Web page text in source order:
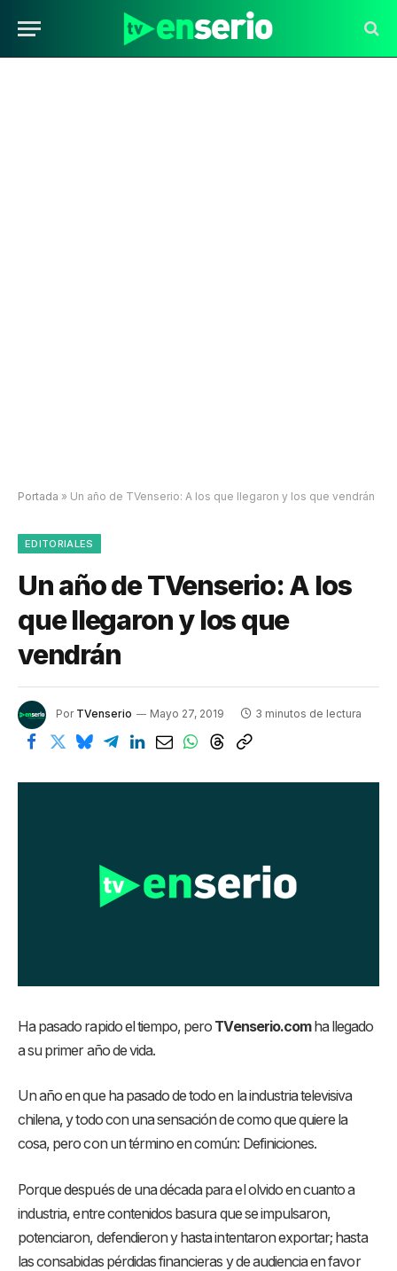
Portada » Un año de TVenserio: A los que llegaron y los que vendrán
EDITORIALES
Un año de TVenserio: A los
que llegaron y los que
vendrán
Por TVenserio Mayo 27, 2019 3 minutos de lectura
Ha pasado rapido el tiempo, pero TVenserio.comha llegado
a su primer año de vida.
Un año en que ha pasado de todo en la industria televisiva
chilena, y todo con una sensación de como que quiere la
cosa, pero con un término en común: Definiciones.
Porque después de una década para el olvido en cuanto a
industria, entre contenidos basura que se impulsaron,
potenciaron, defendieron y hasta intentaron exportar; hasta
las consabidas pérdidas financieras y de audiencia en favor